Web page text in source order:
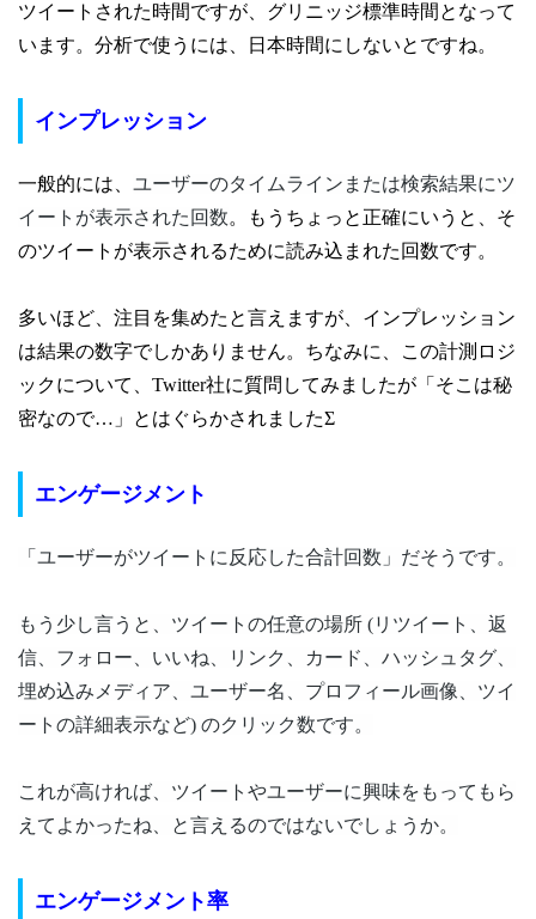
ツイートされた時間ですが、グリニッジ標準時間となって
います。分析で使うには、日本時間にしないとですね。
インプレッション
一般的には、 ユーザーのタイムラインまたは検索結果にツ
イートが表示された回数。
もうちょっと正確にいうと、そ
のツイートが表示されるために読み込まれた回数です。
多いほど、注目を集めたと言えますが、インプレッション
は結果の数字でしかありません。ちなみに、この計測ロジ
ックについて、Twitter社に質問してみましたが「そこは秘
密なので…」とはぐらかされましたΣ
エンゲージメント
「ユーザーがツイートに反応した合計回数」だそうです。
もう少し言うと、ツイートの任意の場所 (リツイート、返
信、フォロー、いいね、リンク、カード、 ハッシュタグ、
埋め込みメディア、ユーザー名、プロフィール画像、ツイ
ートの詳細表示など) のクリック数です。
これが高ければ、ツイートやユーザーに興味をもってもら
えてよかったね、と言えるのではないでしょうか。
エンゲージメント率